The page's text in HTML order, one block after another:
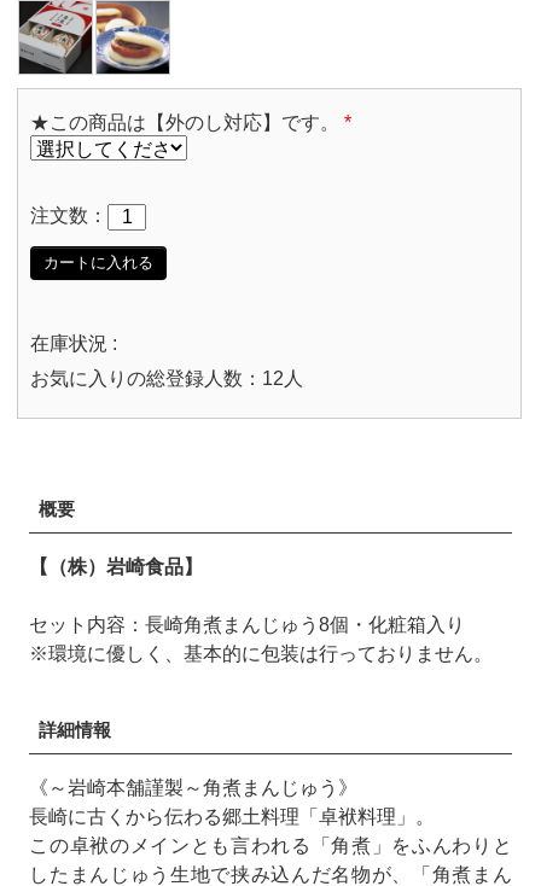
★この商品は【外のし対応】です。 *
注文数：
カートに入れる
在庫状況 :
お気に入りの総登録人数：12人
概要
【（株）岩崎食品】
セット内容：長崎角煮まんじゅう8個・化粧箱入り
※環境に優しく、基本的に包装は行っておりません。
詳細情報
《～岩崎本舗謹製～角煮まんじゅう》
長崎に古くから伝わる郷土料理「卓袱料理」。
この卓袱のメインとも言われる「角煮」をふんわりと
したまんじゅう生地で挟み込んだ名物が、「角煮まん